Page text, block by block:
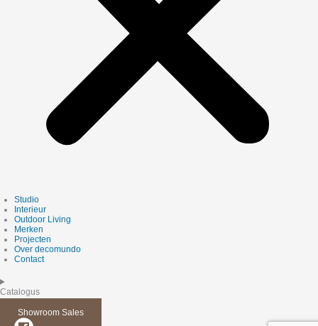
Studio
Interieur
Outdoor Living
Merken
Projecten
Over decomundo
Contact
Catalogus
Showroom Sales